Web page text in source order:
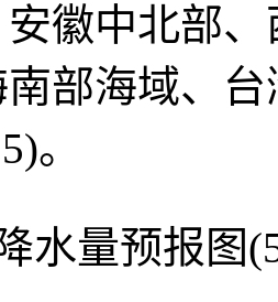
徽中北部
部海域、
。
水量预报图